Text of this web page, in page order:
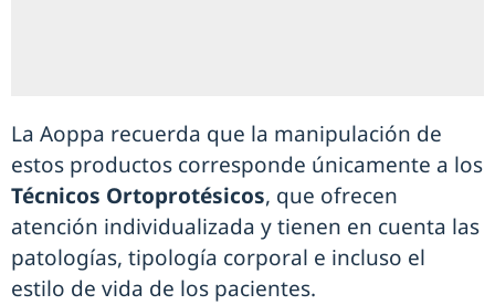
La Aoppa recuerda que la manipulación de
estos productos corresponde únicamente a los
Técnicos Ortoprotésicos, que ofrecen
atención individualizada y tienen en cuenta las
patologías, tipología corporal e incluso el
estilo de vida de los pacientes.